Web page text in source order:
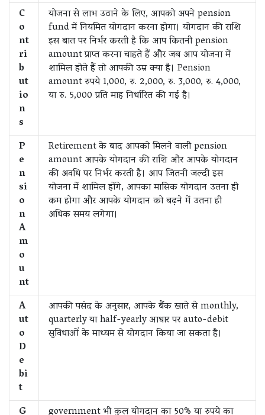
C
o
nt
ri
b
ut
io
n
s
योजना से लाभ उठाने के लिए, आपको अपने pension
fund में नियमित योगदान करना होगा। योगदान की राशि
इस बात पर निर्भर करती है कि आप कितनी pension
amount प्राप्त करना चाहते हैं और जब आप योजना में
शामिल होते हैं तो आपकी उम्र क्या है। Pension
amount रुपये 1,000, रु. 2,000, रु. 3,000, रु. 4,000,
या रु. 5,000 प्रति माह निर्धारित की गई है।
P
e
n
si
o
n
A
m
o
u
nt
Retirement के बाद आपको मिलने वाली pension
amount आपके योगदान की राशि और आपके योगदान
की अवधि पर निर्भर करती है। आप जितनी जल्दी इस
योजना में शामिल होंगे, आपका मासिक योगदान उतना ही
कम होगा और आपके योगदान को बढ़ने में उतना ही
अधिक समय लगेगा।
A
ut
o
D
e
bi
t
आपकी पसंद के अनुसार, आपके बैंक खाते से monthly,
quarterly या half-yearly आधार पर auto-debit
सुविधाओं के माध्यम से योगदान किया जा सकता है।